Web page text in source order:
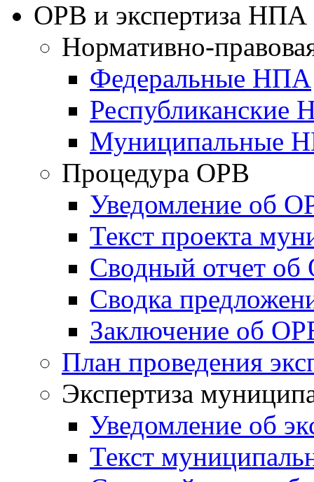
ОРВ и экспертиза НПА
Нормативно-
Федеральные НПА
Республиканские
Муниципальные
Процедура ОРВ
Уведомление об
Текст проекта
Сводный отчет
Сводка
Заключение об
План проведения
Экспертиза
Уведомление об
Текст